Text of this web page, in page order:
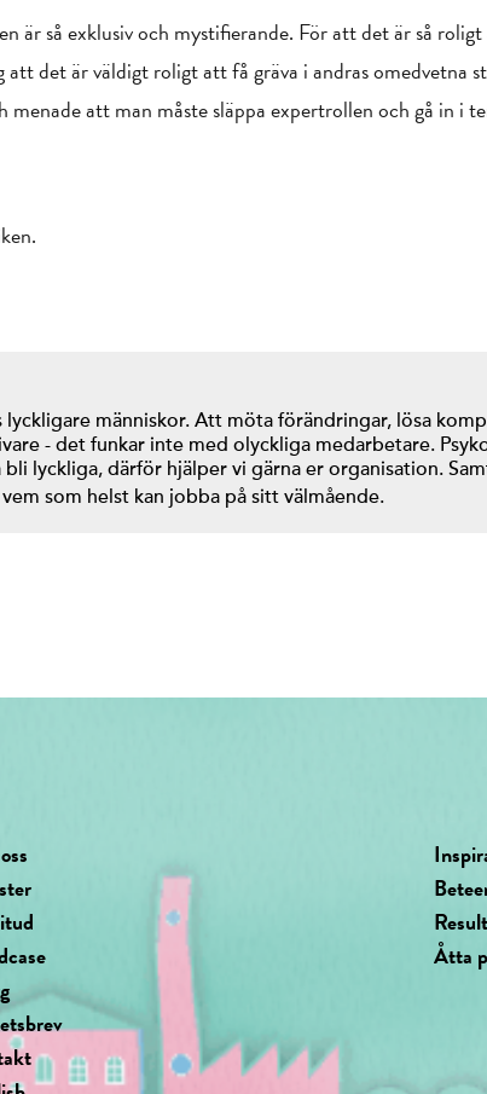
så exklusiv och mystifierande. För att det är så
det är väldigt roligt att få gräva i andras
att man måste släppa expertrollen och gå in i
människor. Att möta förändringar, lösa
- det funkar inte med olyckliga medarbetare.
lyckliga, därför hjälper vi gärna er organisation.
som helst kan jobba på sitt välmående.
Åtta